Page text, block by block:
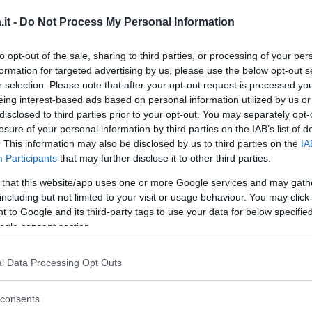
- Do Not Process My Personal Information
opt-out of the sale, sharing to third parties, or processing of your
for targeted advertising by us, please use the below opt-out
selection. Please note that after your opt-out request is processed
interest-based ads based on personal information utilized by us
to third parties prior to your opt-out. You may separately
of your personal information by third parties on the IAB’s list of
This information may also be disclosed by us to third parties on the
Participants that may further disclose it to other third parties.
that this website/app uses one or more Google services and may
but not limited to your visit or usage behaviour. You may
to Google and its third-party tags to use your data for below
consent section.
Data Processing Opt Outs
presentatrice della rubrica di
mattutina del TG5. Nel 2020 ha
intitolatoDonne è arrivato lo smart working.
a leggere dopo la pubblicità